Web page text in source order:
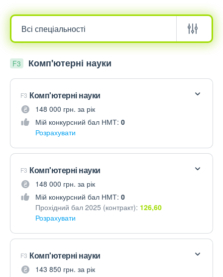
F3 Комп'ютерні науки
F3 Комп'ютерні науки
148 000 грн. за рік
Мій конкурсний бал НМТ: 0
Розрахувати
F3 Комп'ютерні науки
148 000 грн. за рік
Мій конкурсний бал НМТ: 0
Прохідний бал 2025 (контракт): 126,60
Розрахувати
F3 Комп'ютерні науки
143 850 грн. за рік